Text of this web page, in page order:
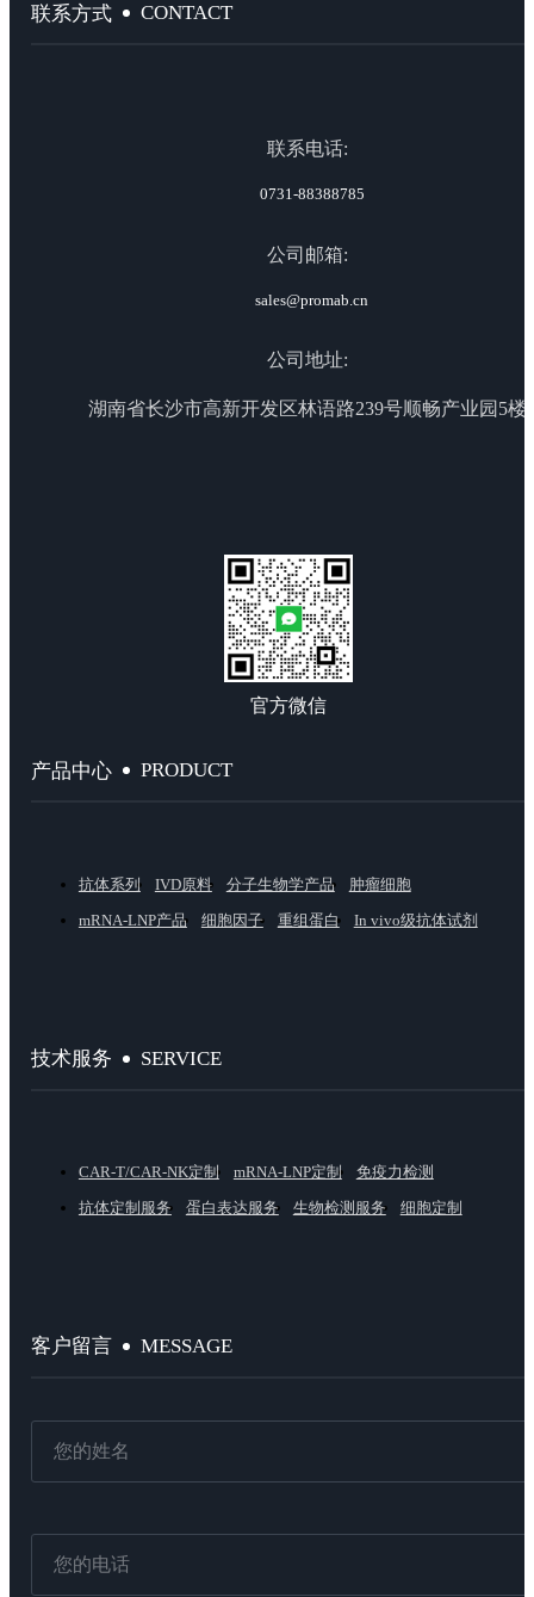
联系方式 CONTACT
联系电话:
0731-88388785
公司邮箱:
sales@promab.cn
公司地址:
湖南省长沙市高新开发区林语路239号顺畅产业园5楼
官方微信
产品中心 PRODUCT
抗体系列 IVD原料 分子生物学产品
肿瘤细胞
mRNA-LNP产品
细胞因子 重组蛋白 In vivo级抗体试剂
技术服务 SERVICE
CAR-T/CAR-NK定制 mRNA-LNP定制
免疫力检测
抗体定制服务
蛋白表达服务 生物检测服务 细胞定制
客户留言 MESSAGE